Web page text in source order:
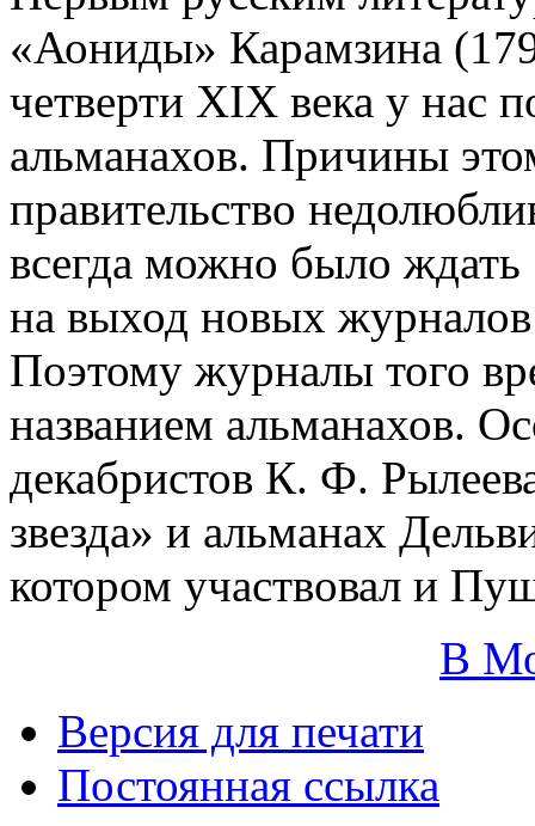
«Аониды» Карамзина
четверти XIX века у нас
альманахов. Причины
правительство
всегда можно было
на выход новых журналов
Поэтому журналы того
названием альманахов.
декабристов К. Ф.
звезда» и альманах
котором участвовал и
В
Версия для печати
Постоянная ссылка